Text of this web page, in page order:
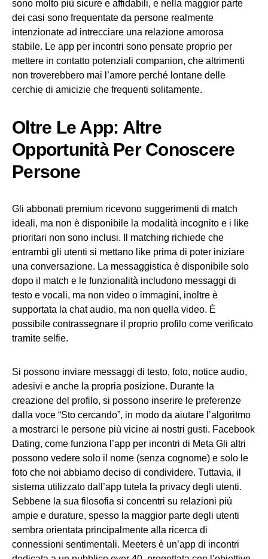
sono molto più sicure e affidabili, e nella maggior parte
dei casi sono frequentate da persone realmente
intenzionate ad intrecciare una relazione amorosa
stabile. Le app per incontri sono pensate proprio per
mettere in contatto potenziali companion, che altrimenti
non troverebbero mai l’amore perché lontane delle
cerchie di amicizie che frequenti solitamente.
Oltre Le App: Altre
Opportunità Per Conoscere
Persone
Gli abbonati premium ricevono suggerimenti di match
ideali, ma non è disponibile la modalità incognito e i like
prioritari non sono inclusi. Il matching richiede che
entrambi gli utenti si mettano like prima di poter iniziare
una conversazione. La messaggistica è disponibile solo
dopo il match e le funzionalità includono messaggi di
testo e vocali, ma non video o immagini, inoltre è
supportata la chat audio, ma non quella video. È
possibile contrassegnare il proprio profilo come verificato
tramite selfie.
Si possono inviare messaggi di testo, foto, notice audio,
adesivi e anche la propria posizione. Durante la
creazione del profilo, si possono inserire le preferenze
dalla voce “Sto cercando”, in modo da aiutare l’algoritmo
a mostrarci le persone più vicine ai nostri gusti. Facebook
Dating, come funziona l’app per incontri di Meta Gli altri
possono vedere solo il nome (senza cognome) e solo le
foto che noi abbiamo deciso di condividere. Tuttavia, il
sistema utilizzato dall’app tutela la privacy degli utenti.
Sebbene la sua filosofia si concentri su relazioni più
ampie e durature, spesso la maggior parte degli utenti
sembra orientata principalmente alla ricerca di
connessioni sentimentali. Meeters è un’app di incontri